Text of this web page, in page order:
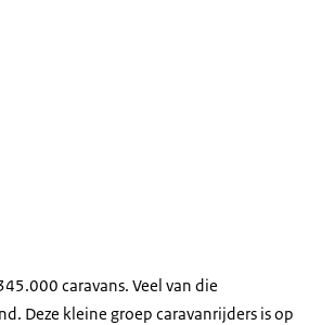
caravans. Veel van die
Deze kleine groep caravanrijders is op